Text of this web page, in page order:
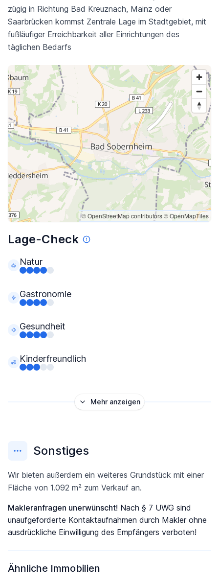
zügig in Richtung Bad Kreuznach, Mainz oder
Saarbrücken kommst Zentrale Lage im Stadtgebiet, mit
fußläufiger Erreichbarkeit aller Einrichtungen des
täglichen Bedarfs
© OpenStreetMap contributors© OpenMapTiles
Lage-Check
Natur
Gastronomie
Gesundheit
Kinderfreundlich
Mehr anzeigen
Sonstiges
Wir bieten außerdem ein weiteres Grundstück mit einer
Fläche von 1.092 m² zum Verkauf an.
Makleranfragen unerwünscht! Nach § 7 UWG sind
unaufgeforderte Kontaktaufnahmen durch Makler ohne
ausdrückliche Einwilligung des Empfängers verboten!
Ähnliche Immobilien